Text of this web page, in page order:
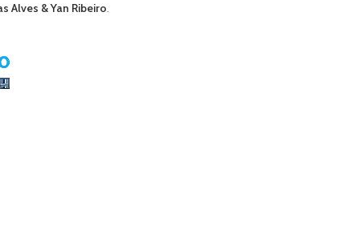
Alves & Yan Ribeiro.